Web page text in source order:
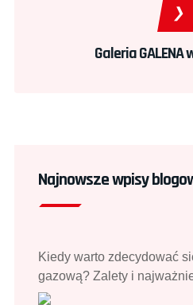
Galeria
Najnowsze wpisy
Kiedy warto zdecydować
gazową? Zalety i